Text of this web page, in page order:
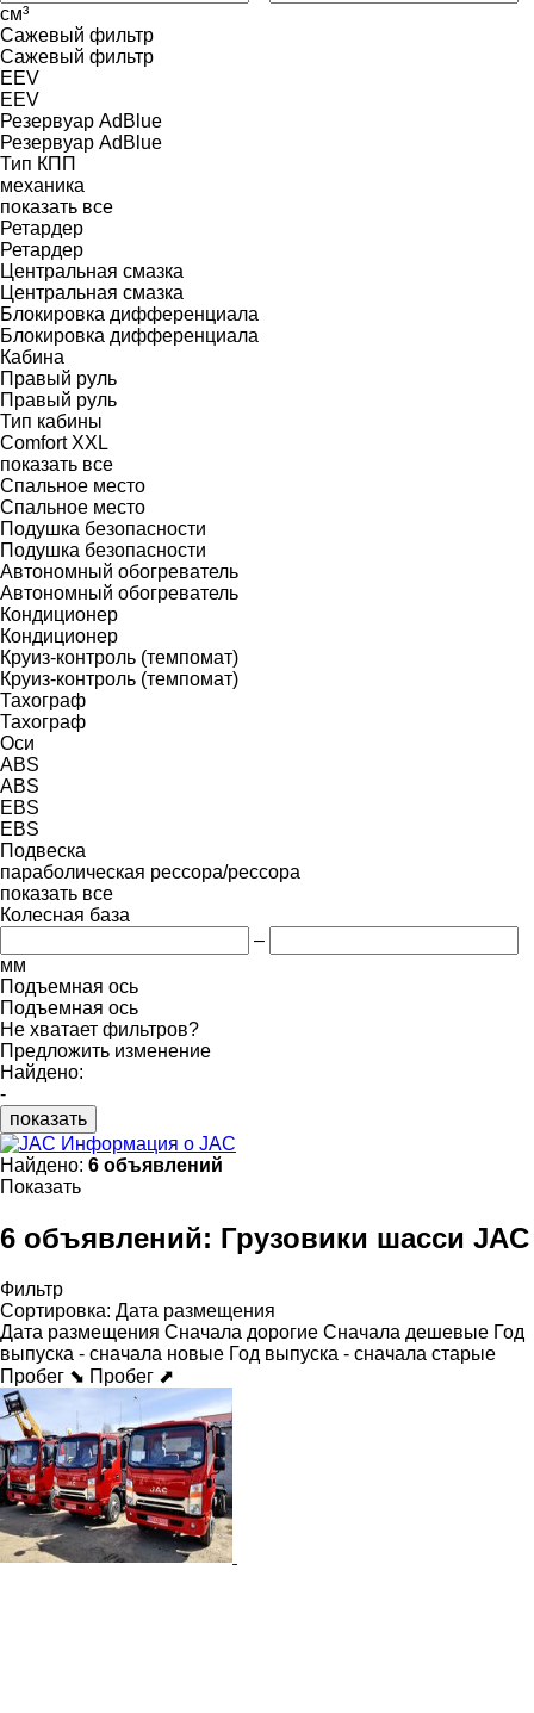
см³
Сажевый фильтр
Сажевый фильтр
EEV
EEV
Резервуар AdBlue
Резервуар AdBlue
Тип КПП
механика
показать все
Ретардер
Ретардер
Центральная смазка
Центральная смазка
Блокировка дифференциала
Блокировка дифференциала
Кабина
Правый руль
Правый руль
Тип кабины
Comfort XXL
показать все
Спальное место
Спальное место
Подушка безопасности
Подушка безопасности
Автономный обогреватель
Автономный обогреватель
Кондиционер
Кондиционер
Круиз-контроль (темпомат)
Круиз-контроль (темпомат)
Тахограф
Тахограф
Оси
ABS
ABS
EBS
EBS
Подвеска
параболическая рессора/рессора
показать все
Колесная база
–
мм
Подъемная ось
Подъемная ось
Не хватает фильтров?
Предложить изменение
Найдено:
-
показать
Информация о JAC
Найдено: 6 объявлений
Показать
6 объявлений: Грузовики шасси JAC
Фильтр
Сортировка: Дата размещения
Дата размещения Сначала дорогие Сначала дешевые Год
выпуска - сначала новые Год выпуска - сначала старые
Пробег ⬊ Пробег ⬈